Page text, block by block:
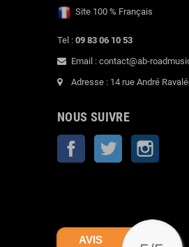
Site 100 % Français
Tel : 09 83 06 10 53
Email : contact@ab-
Adresse : 14 rue André
NOUS SUIVRE
Facebook Twitter
AVIS